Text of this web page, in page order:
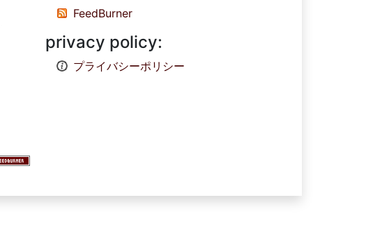
FeedBurner
privacy policy:
プライバシーポリシー